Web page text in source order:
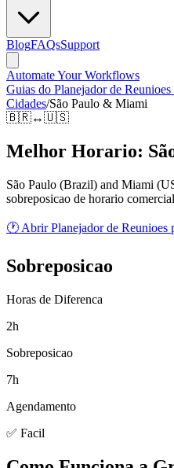
BlogFAQsSupport
Automate Your Workflows
Guias do Planejador de
Cidades/São Paulo & Miami
🇧🇷↔🇺🇸
Melhor Horario:
São Paulo (Brazil) and Miami (
sobreposicao de horario
🕐 Abrir Planejador de Reunioes
Sobreposicao
Horas de Diferenca
2h
Sobreposicao
7h
Agendamento
✅ Facil